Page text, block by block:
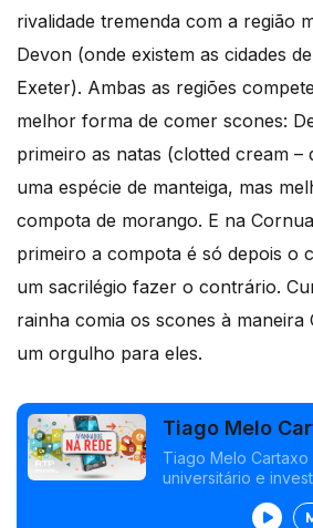
rivalidade tremenda com a região
Devon (onde existem as cidades
Exeter). Ambas as regiões
melhor forma de comer scones:
primeiro as natas (clotted cream –
uma espécie de manteiga, mas
compota de morango. E na
primeiro a compota é só depois o
um sacrilégio fazer o contrário.
rainha comia os scones à maneira
um orgulho para eles.
Tiago Melo
Falmouth,
Tiago Melo
universitário e